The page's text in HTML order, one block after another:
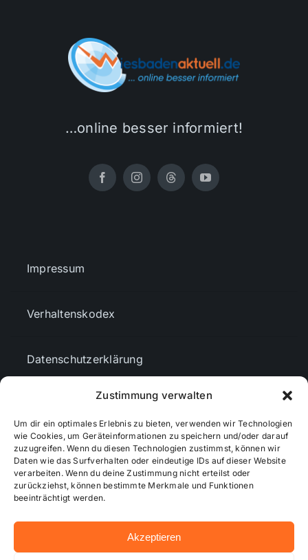
Zustimmung verwalten
Um dir ein optimales Erlebnis zu bieten, verwenden wir Technologien
wie Cookies, um Geräteinformationen zu speichern und/oder darauf
zuzugreifen. Wenn du diesen Technologien zustimmst, können wir
Daten wie das Surfverhalten oder eindeutige IDs auf dieser Website
verarbeiten. Wenn du deine Zustimmung nicht erteilst oder
zurückziehst, können bestimmte Merkmale und Funktionen
beeinträchtigt werden.
Akzeptieren
…online besser informiert!
Impressum
Verhaltenskodex
Datenschutzerklärung
Cookie-Richtlinie (EU)
Mediendaten
© 2026 - Wiesbadenaktuell ...online besser informiert!